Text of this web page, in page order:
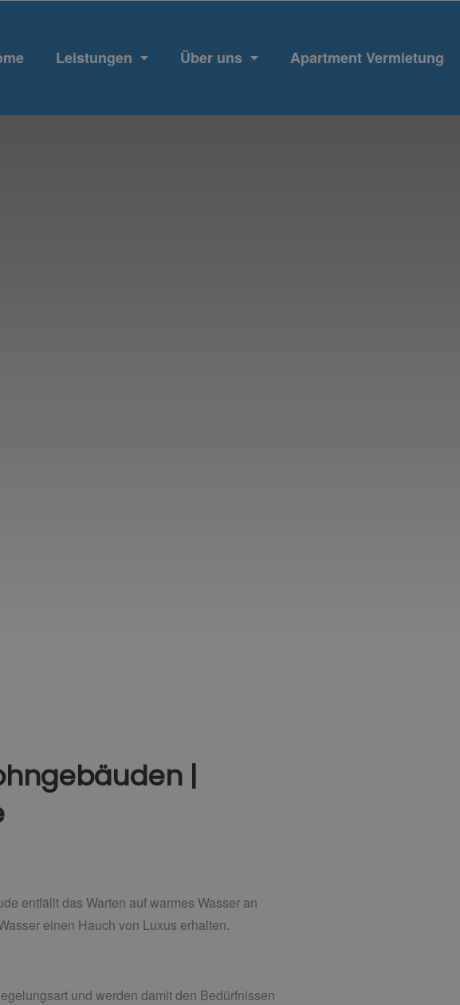
Leistungen Über uns Apartment Vermietung
|
entfällt das Warten auf warmes Wasser an
einen Hauch von Luxus erhalten.
und werden damit den Bedürfnissen